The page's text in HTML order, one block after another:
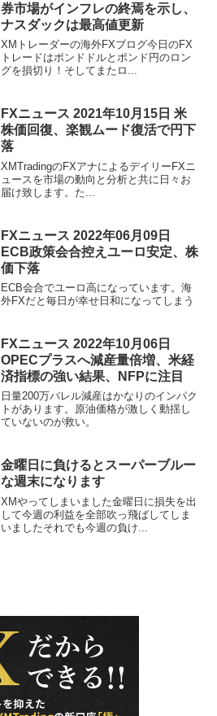
券市場がインフレの終焉を示し、
ナスダックは最高値更新
XMトレーダーの海外FXブログ今日のFX
トレードはポンドドルとポンド円のロン
グを損切り！そしてまたロ...
FXニュース 2021年10月15日 米
株価回復、楽観ムード復活で円下
落
XMTradingのFXアナによるデイリーFXニ
ュースを市場の動向と分析と共に日々お
届け致します。た...
FXニュース 2022年06月09日
ECB政策会合控えユーロ安定、株
価下落
ECB会合でユーロ高になっています。海
外FXだと毎日が幸せ日和になってしまう
FXニュース 2022年10月06日
OPECプラスへ減産量倍増、米経
済指標の強い結果、NFPに注目
日量200万バレル減産はかなりのインパク
トがあります。原油価格が激しく動揺し
ていないのが救い。
金曜日に負けるとスーパーブルー
な週末になります
XMやってしまいました金曜日に損失を出
して今週の利益を全部吹っ飛ばしてしま
いましたそれでも今週の負け...